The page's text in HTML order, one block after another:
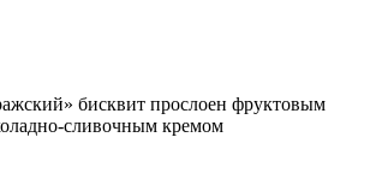
бисквит прослоен фруктовым
сливочным кремом